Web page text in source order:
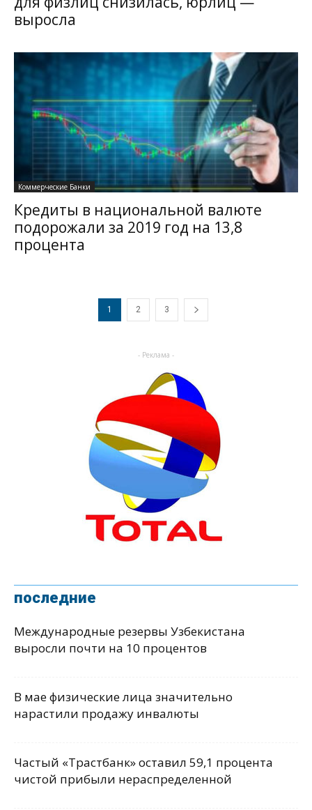
выросла
Коммерческие Банки
Кредиты в национальной валюте
подорожали за 2019 год на 13,8
процента
1 2 3
- Реклама -
последние
Международные резервы Узбекистана
выросли почти на 10 процентов
В мае физические лица значительно
нарастили продажу инвалюты
Частый «Трастбанк» оставил 59,1 процента
чистой прибыли нераспределенной